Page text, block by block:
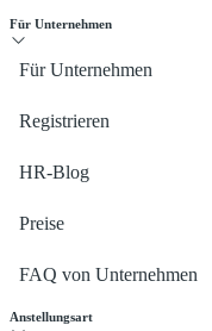
Für Unternehmen
Für Unternehmen
Registrieren
HR-Blog
Preise
FAQ von Unternehmen
Anstellungsart